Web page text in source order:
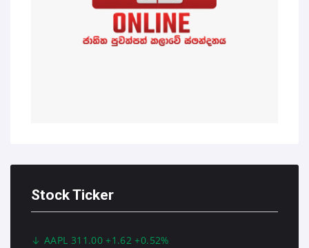
Stock Ticker
AAPL 311.00 +1.62 +0.52%